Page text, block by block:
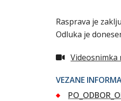
Rasprava je
Odluka je
Videosnimka
VEZANE